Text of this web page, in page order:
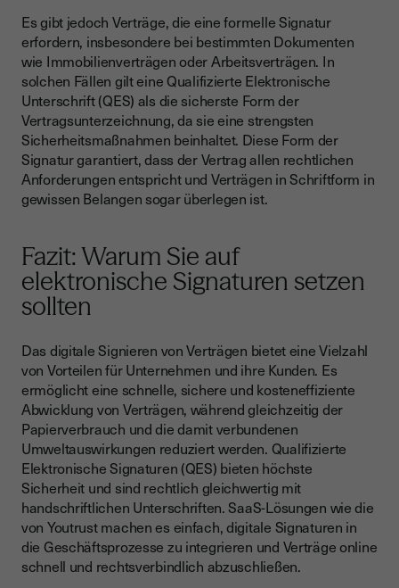
Es gibt jedoch Verträge, die eine formelle Signatur
erfordern, insbesondere bei bestimmten Dokumenten
wie Immobilienverträgen oder Arbeitsverträgen. In
solchen Fällen gilt eine Qualifizierte Elektronische
Unterschrift (QES) als die sicherste Form der
Vertragsunterzeichnung, da sie eine strengsten
Sicherheitsmaßnahmen beinhaltet. Diese Form der
Signatur garantiert, dass der Vertrag allen rechtlichen
Anforderungen entspricht und Verträgen in Schriftform in
gewissen Belangen sogar überlegen ist.
Fazit: Warum Sie auf
elektronische Signaturen setzen
sollten
Das digitale Signieren von Verträgen bietet eine Vielzahl
von Vorteilen für Unternehmen und ihre Kunden. Es
ermöglicht eine schnelle, sichere und kosteneffiziente
Abwicklung von Verträgen, während gleichzeitig der
Papierverbrauch und die damit verbundenen
Umweltauswirkungen reduziert werden. Qualifizierte
Elektronische Signaturen (QES) bieten höchste
Sicherheit und sind rechtlich gleichwertig mit
handschriftlichen Unterschriften. SaaS-Lösungen wie die
von Youtrust machen es einfach, digitale Signaturen in
die Geschäftsprozesse zu integrieren und Verträge online
schnell und rechtsverbindlich abzuschließen.